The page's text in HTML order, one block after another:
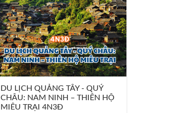
DU LỊCH QUẢNG TÂY - QUÝ
CHÂU: NAM NINH – THIÊN HỘ
MIÊU TRẠI 4N3Đ